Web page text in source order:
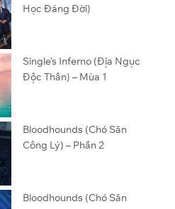
Học Đáng Đời)
Single’s Inferno (Địa Ngục
Độc Thân) – Mùa 1
Bloodhounds (Chó Săn
Công Lý) – Phần 2
Bloodhounds (Chó Săn